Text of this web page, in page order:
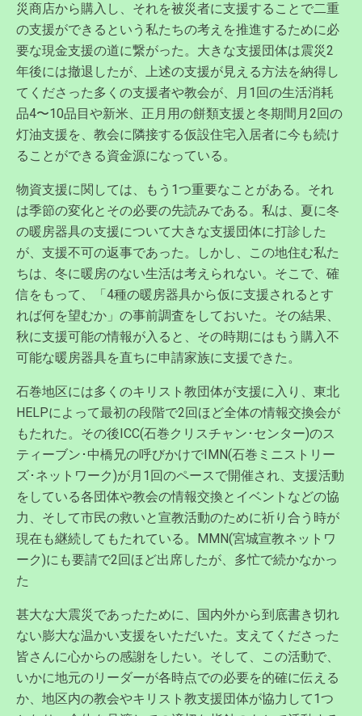
災商店から購入し、それを被災者に支援することで二重
の支援ができるという私たちの考えを推進するために必
要な現金支援の道に繋がった。大きな支援団体は震災2
年後には撤退したが、上述の支援が見える方法を納得し
てくださった多くの支援者や教会が、月1回の生活消耗
品4〜10品目や新米、正月用の餅類支援と冬期間月2回の
灯油支援を、教会に隣接する仮設住宅入居者に今も続け
ることができる資金源になっている。
物資支援に関しては、もう1つ重要なことがある。それ
は季節の変化とその必要の先読みである。私は、夏に冬
の暖房器具の支援について大きな支援団体に打診した
が、支援不可の返事であった。しかし、この地住む私た
ちは、冬に暖房のない生活は考えられない。そこで、確
信をもって、「4種の暖房器具から仮に支援されるとす
れば何を望むか」の事前調査をしておいた。その結果、
秋に支援可能の情報が入ると、その時期にはもう購入不
可能な暖房器具を直ちに申請家族に支援できた。
石巻地区には多くのキリスト教団体が支援に入り、東北
HELPによって最初の段階で2回ほど全体の情報交換会が
もたれた。その後ICC(石巻クリスチャン･センター)のス
ティーブン･中橋兄の呼びかけでIMN(石巻ミニストリー
ズ･ネットワーク)が月1回のペースで開催され、支援活動
をしている各団体や教会の情報交換とイベントなどの協
力、そして市民の救いと宣教活動のために祈り合う時が
現在も継続してもたれている。MMN(宮城宣教ネットワ
ーク)にも要請で2回ほど出席したが、多忙で続かなかっ
た
甚大な大震災であったために、国内外から到底書き切れ
ない膨大な温かい支援をいただいた。支えてくださった
皆さんに心からの感謝をしたい。そして、この活動で、
いかに地元のリーダーが各時点での必要を的確に伝える
か、地区内の教会やキリスト教支援団体が協力して1つ